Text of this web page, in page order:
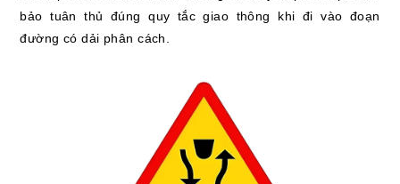
bảo tuân thủ đúng quy tắc giao thông khi đi vào đoạn
đường có dải phân cách.